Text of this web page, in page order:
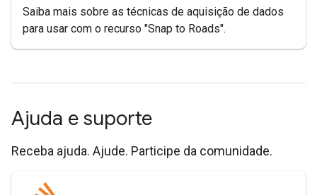
Saiba mais sobre as técnicas de aquisição de dados
para usar com o recurso "Snap to Roads".
Ajuda e suporte
Receba ajuda. Ajude. Participe da comunidade.